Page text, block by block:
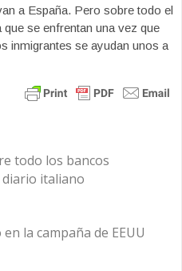
a España. Pero sobre todo el
se enfrentan una vez que
inmigrantes se ayudan unos a
todo los bancos
italiano
la campaña de EEUU